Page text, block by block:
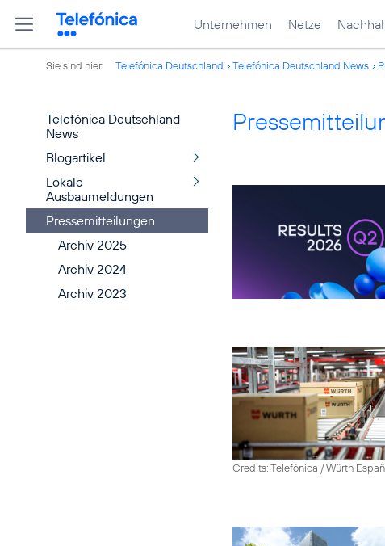
Unternehmen Netze
Sie sind hier: Telefónica Deutschland Telefónica Deutschland News
Telefónica Deutschland
News
Blogartikel
Lokale
Ausbaumeldungen
Pressemitteilungen
Archiv 2025
Archiv 2024
Archiv 2023
Credits: Telefónica / Würth